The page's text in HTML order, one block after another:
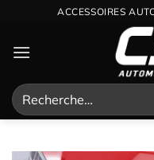
contenu
ACCESSOIRES
Recherche
pour :